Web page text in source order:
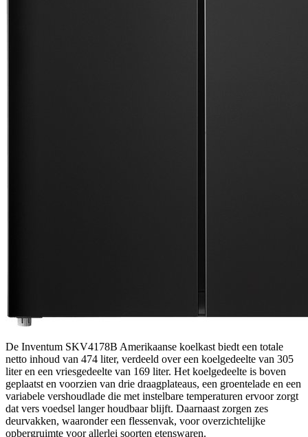
De Inventum SKV4178B Amerikaanse koelkast biedt een totale
netto inhoud van 474 liter, verdeeld over een koelgedeelte van 305
liter en een vriesgedeelte van 169 liter. Het koelgedeelte is boven
geplaatst en voorzien van drie draagplateaus, een groentelade en een
variabele vershoudlade die met instelbare temperaturen ervoor zorgt
dat vers voedsel langer houdbaar blijft. Daarnaast zorgen zes
deurvakken, waaronder een flessenvak, voor overzichtelijke
opbergruimte voor allerlei soorten etenswaren.